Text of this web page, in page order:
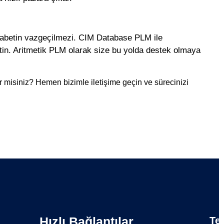
vazgeçilmezi. CIM Database PLM ile
Aritmetik PLM olarak size bu yolda destek olmaya
Hemen bizimle iletişime geçin ve sürecinizi